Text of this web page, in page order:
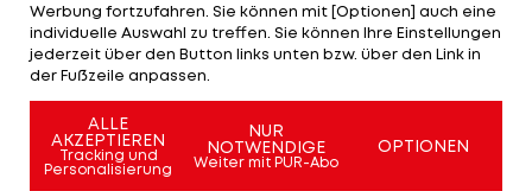
Wolf im Freeski-Slopestyle Neunte -
Gold an Gremaud
Werbung fortzufahren. Sie können mit [Optionen] auch eine
individuelle Auswahl zu treffen. Sie können Ihre Einstellungen
jederzeit über den Button links unten bzw. über den Link in
der Fußzeile anpassen.
ALLE
AKZEPTIEREN
Tracking und
Personalisierung
NUR
NOTWENDIGE
Weiter mit PUR-Abo
OPTIONEN